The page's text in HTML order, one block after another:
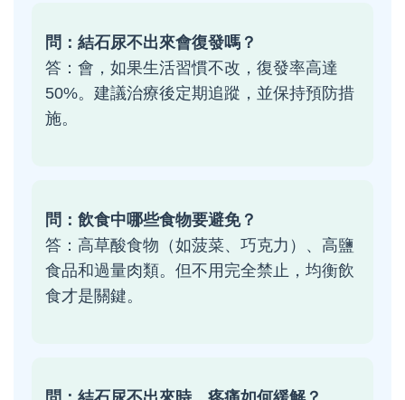
問：結石尿不出來會復發嗎？
答：會，如果生活習慣不改，復發率高達
50%。建議治療後定期追蹤，並保持預防措
施。
問：飲食中哪些食物要避免？
答：高草酸食物（如菠菜、巧克力）、高鹽
食品和過量肉類。但不用完全禁止，均衡飲
食才是關鍵。